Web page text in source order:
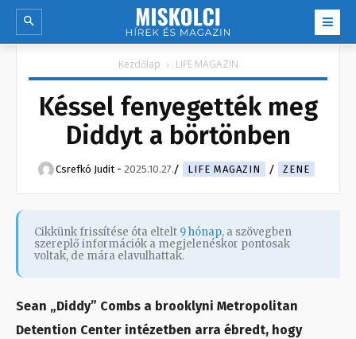
Kezdőlap LIFE MAGAZIN
Késsel fenyegették meg
Diddyt a börtönben
Csrefkó Judit - 2025.10.27. LIFE MAGAZIN ZENE
Cikkünk frissítése óta eltelt 9 hónap, a szövegben
szereplő információk a megjelenéskor pontosak
voltak, de mára elavulhattak.
Sean „Diddy” Combs a brooklyni Metropolitan
Detention Center intézetben arra ébredt, hogy